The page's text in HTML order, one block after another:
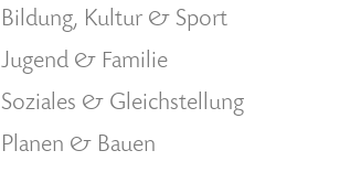
Bildung, Kultur & Sport
Jugend & Familie
Soziales & Gleichstellung
Planen & Bauen